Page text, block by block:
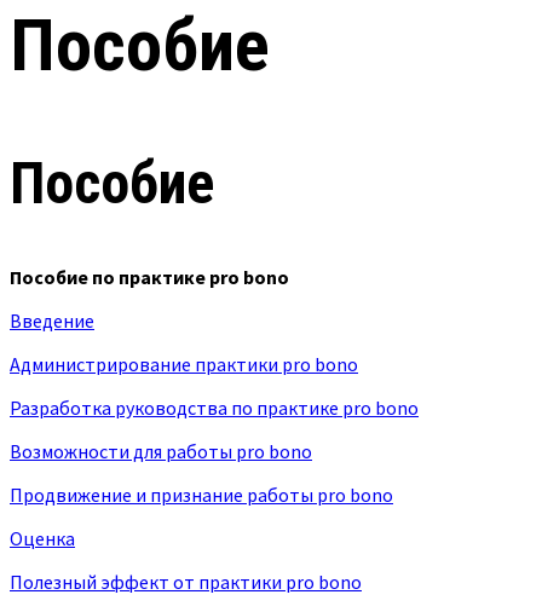
Пособие
Пособие
Пособие по практике pro bono
Введение
Администрирование практики pro bono
Разработка руководства по практике pro bono
Возможности для работы pro bono
Продвижение и признание работы pro bono
Оценка
Полезный эффект от практики pro bono